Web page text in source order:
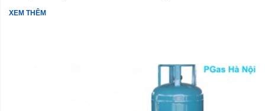
XEM THÊM